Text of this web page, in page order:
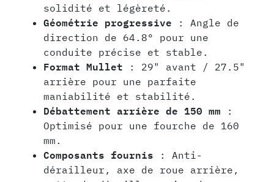
solidité et légèreté.
Géométrie progressive : Angle de
direction de 64.8° pour une
conduite précise et stable.
Format Mullet : 29" avant / 27.5"
arrière pour une parfaite
maniabilité et stabilité.
Débattement arrière de 150 mm :
Optimisé pour une fourche de 160
mm.
Composants fournis : Anti-
dérailleur, axe de roue arrière,